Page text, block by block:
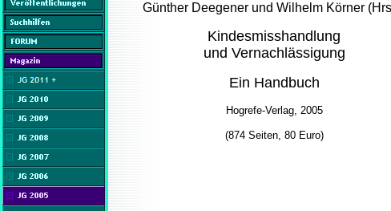
Günther Deegener und Wilhelm Körner
Kindesmisshandlung
und Vernachlässigung
Ein Handbuch
Hogrefe-Verlag, 2005
(874 Seiten, 80 Euro)